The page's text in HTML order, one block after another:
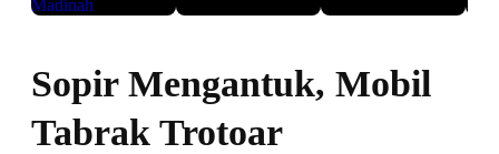
Sopir Mengantuk, Mobil
Tabrak Trotoar